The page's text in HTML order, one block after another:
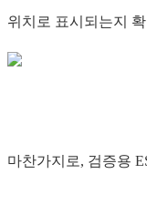
위치로 표시되는지
마찬가지로, 검증용